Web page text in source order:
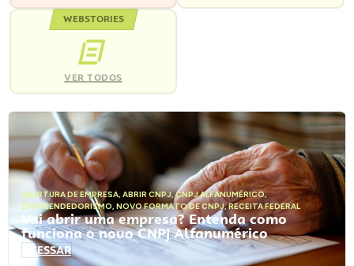
WEBSTORIES
VER TODOS
ABERTURA DE EMPRESA, ABRIR CNPJ,CNPJ ALFANUMÉRICO,
EMPREENDEDORISMO, NOVO FORMATO DE CNPJ,RECEITA FEDERAL
Vai abrir uma empresa? Entenda como
funciona o novo CNPJ Alfanumérico
ACESSAR